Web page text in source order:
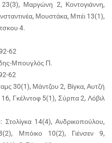
23(3), Μαργώνη 2, Κοντογιάννη,
Μουστάκα, Μπέι 13(1),
4.
62
Μπουγλός Π.
62
30(1), Μάντζου 2, Βίγκα, Αυτζή
Γκέλντοφ 5(1), Σύρπα 2, Λόβιλ
14(4), Ανδρικοπούλου,
Μπόικο 10(2), Γιένσεν 9,